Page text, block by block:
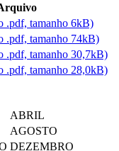
.pdf, tamanho 6kB)
.pdf, tamanho 74kB)
.pdf, tamanho 30,7kB)
.pdf, tamanho 28,0kB)
ABRIL
AGOSTO
DEZEMBRO